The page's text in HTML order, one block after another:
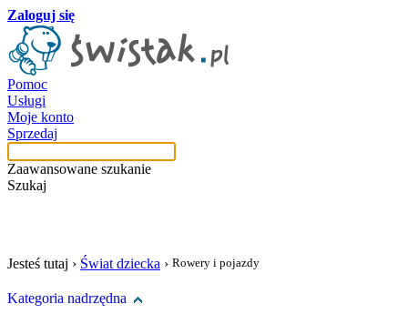
Zaloguj się
Pomoc
Usługi
Moje konto
Sprzedaj
Zaawansowane szukanie
Szukaj
Jesteś tutaj › Świat dziecka › Rowery i pojazdy
Kategoria nadrzędna